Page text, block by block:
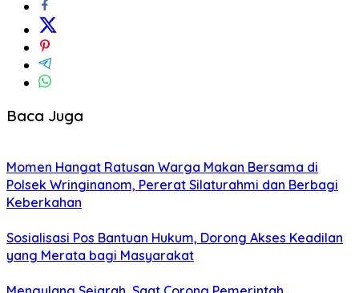
Baca Juga
Momen Hangat Ratusan Warga Makan Bersama di
Polsek Wringinanom, Pererat Silaturahmi dan Berbagi
Keberkahan
Sosialisasi Pos Bantuan Hukum, Dorong Akses Keadilan
yang Merata bagi Masyarakat